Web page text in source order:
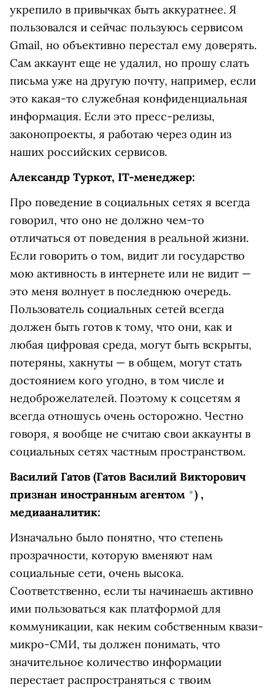
укрепило в привычках быть аккуратнее. Я
пользовался и сейчас пользуюсь сервисом
Gmail, но объективно перестал ему доверять.
Сам аккаунт еще не удалил, но прошу слать
письма уже на другую почту, например, если
это какая-то служебная конфиденциальная
информация. Если это пресс-релизы,
законопроекты, я работаю через один из
наших российских сервисов.
Александр Туркот, IT-менеджер:
Про поведение в социальных сетях я всегда
говорил, что оно не должно чем-то
отличаться от поведения в реальной жизни.
Если говорить о том, видит ли государство
мою активность в интернете или не видит —
это меня волнует в последнюю очередь.
Пользователь социальных сетей всегда
должен быть готов к тому, что они, как и
любая цифровая среда, могут быть вскрыты,
потеряны, хакнуты — в общем, могут стать
достоянием кого угодно, в том числе и
недоброжелателей. Поэтому к соцсетям я
всегда отношусь очень осторожно. Честно
говоря, я вообще не считаю свои аккаунты в
социальных сетях частным пространством.
Василий Гатов (Гатов Василий Викторович
признан иностранным агентом *) ,
медиааналитик:
Изначально было понятно, что степень
прозрачности, которую вменяют нам
социальные сети, очень высока.
Соответственно, если ты начинаешь активно
ими пользоваться как платформой для
коммуникации, как неким собственным квази-
микро-СМИ, ты должен понимать, что
значительное количество информации
перестает распространяться с твоим